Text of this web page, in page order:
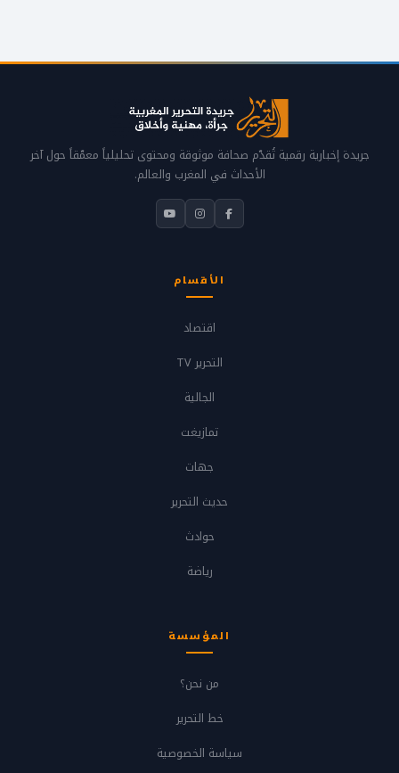
جريدة إخبارية رقمية تُقدّم صحافة موثوقة ومحتوى تحليلياً معمّقاً حول آخر
الأحداث في المغرب والعالم.
الأقسام
اقتصاد
التحرير TV
الجالية
تمازيغت
جهات
حديث التحرير
حوادث
رياضة
المؤسسة
من نحن؟
خط التحرير
سياسة الخصوصية